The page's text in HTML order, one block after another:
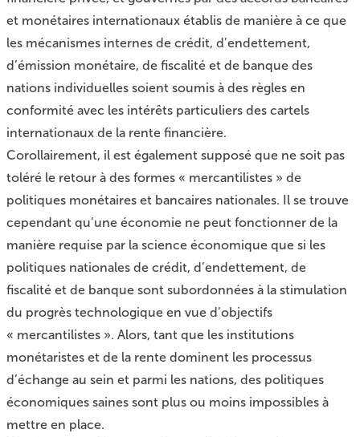
et monétaires internationaux établis de manière à ce que
les mécanismes internes de crédit, d’endettement,
d’émission monétaire, de fiscalité et de banque des
nations individuelles soient soumis à des règles en
conformité avec les intérêts particuliers des cartels
internationaux de la rente financière.
Corollairement, il est également supposé que ne soit pas
toléré le retour à des formes « mercantilistes » de
politiques monétaires et bancaires nationales. Il se trouve
cependant qu’une économie ne peut fonctionner de la
manière requise par la science économique que si les
politiques nationales de crédit, d’endettement, de
fiscalité et de banque sont subordonnées à la stimulation
du progrès technologique en vue d’objectifs
« mercantilistes ». Alors, tant que les institutions
monétaristes et de la rente dominent les processus
d’échange au sein et parmi les nations, des politiques
économiques saines sont plus ou moins impossibles à
mettre en place.